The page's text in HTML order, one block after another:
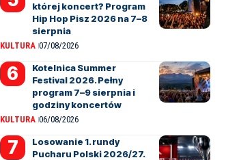
której koncert? Program
Hip Hop Pisz 2026 na 7–8
sierpnia
KULTURA 07/08/2026
Kotelnica Summer
Festival 2026. Pełny
program 7–9 sierpnia i
godziny koncertów
KULTURA 06/08/2026
Losowanie 1. rundy
Pucharu Polski 2026/27.